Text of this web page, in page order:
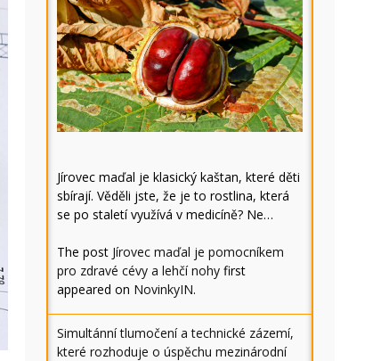
Jírovec maďal je klasický kaštan, které děti
sbírají. Věděli jste, že je to rostlina, která
se po staletí využívá v medicíně? Ne…
The post Jírovec maďal je pomocníkem
pro zdravé cévy a lehčí nohy first
appeared on NovinkyIN.
Simultánní tlumočení a technické zázemí,
které rozhoduje o úspěchu mezinárodní